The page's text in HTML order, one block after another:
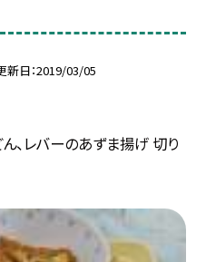
新日 2019/03/05
、レバーのあずま揚げ 切り